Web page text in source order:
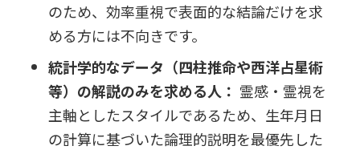
のため、効率重視で表面的な結論だけを求
める方には不向きです。
統計学的なデータ（四柱推命や西洋占星術
等）の解説のみを求める人： 霊感・霊視を
主軸としたスタイルであるため、生年月日
の計算に基づいた論理的説明を最優先した